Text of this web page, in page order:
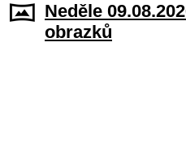
Neděle
obrazků